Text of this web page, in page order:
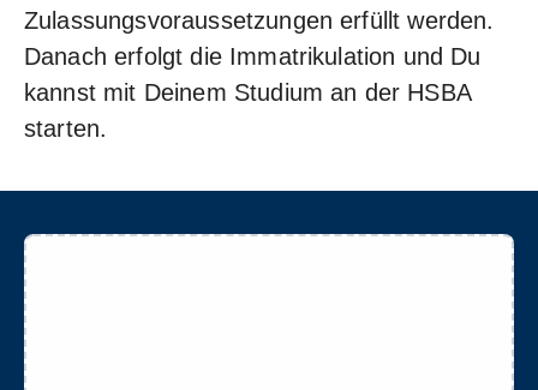
Zulassungsvoraussetzungen erfüllt werden.
Danach erfolgt die Immatrikulation und Du
kannst mit Deinem Studium an der HSBA
starten.